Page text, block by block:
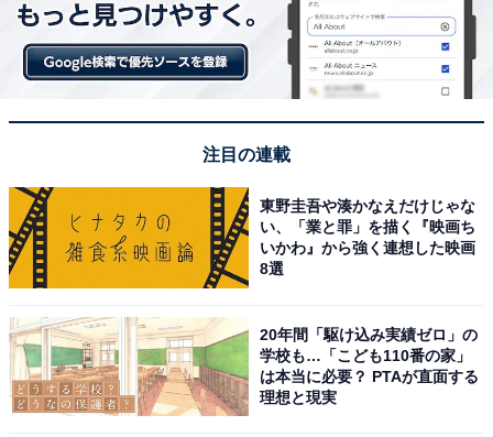
に仮眠室や8000冊もの漫画が揃ったゆったりとした
休憩スペースがあるため、スタッフの丁寧な対応と
ともに1日中リラックスして過ごせます。
注目の連載
東野圭吾や湊かなえだけじゃな
い、「業と罪」を描く『映画ち
いかわ』から強く連想した映画
8選
20年間「駆け込み実績ゼロ」の
学校も…「こども110番の家」
は本当に必要？ PTAが直面する
理想と現実